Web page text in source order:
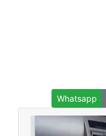
Whatsapp